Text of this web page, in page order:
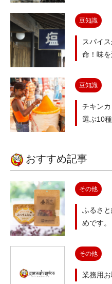
豆知識
スパイ
命！味
豆知識
チキン
選ぶ10
おすすめ記事
その他
ふるさ
めです。
その他
業務用